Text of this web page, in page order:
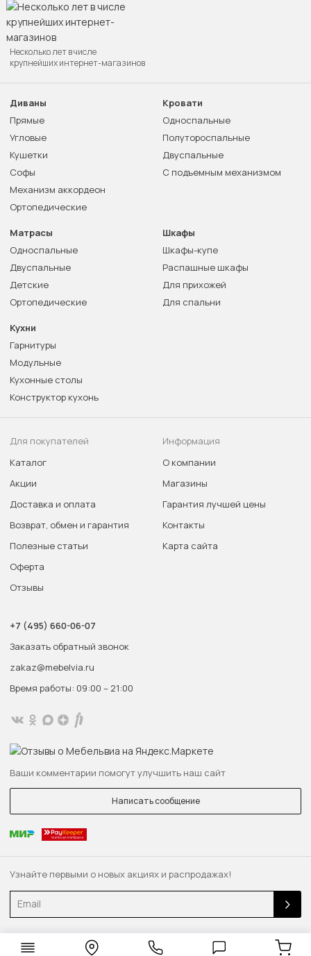
Узнайте первыми о новых акциях и распродажах!
Несколько лет в числе
крупнейших интернет-магазинов
Диваны
Прямые
Угловые
Кушетки
Софы
Механизм аккордеон
Ортопедические
Кровати
Односпальные
Полутороспальные
Двуспальные
С подъемным механизмом
Матрасы
Односпальные
Двуспальные
Детские
Ортопедические
Шкафы
Шкафы-купе
Распашные шкафы
Для прихожей
Для спальни
Кухни
Гарнитуры
Модульные
Кухонные столы
Конструктор кухонь
Для покупателей
Каталог
Акции
Доставка и оплата
Возврат, обмен и гарантия
Полезные статьи
Оферта
Отзывы
Информация
О компании
Магазины
Гарантия лучшей цены
Контакты
Карта сайта
+7 (495) 660-06-07
Заказать обратный звонок
zakaz@mebelvia.ru
Время работы: 09:00 – 21:00
Ваши комментарии помогут улучшить наш сайт
Написать сообщение
© 2013 — 2026 Качественная мебель — быстро. «MebelVia.ru»